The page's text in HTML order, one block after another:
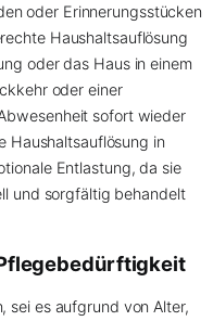
oder Erinnerungsstücken
Haushaltsauflösung
oder das Haus in einem
oder einer
sofort wieder
Haushaltsauflösung in
Entlastung, da sie
und sorgfältig behandelt
sei es aufgrund von Alter,